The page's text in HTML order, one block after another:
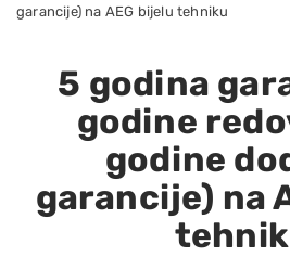
garancije) na AEG bijelu tehniku
5 godina
godine
godine
garancije) na